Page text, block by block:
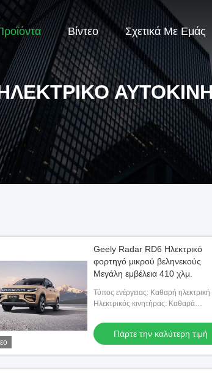
Βίντεο Σχετικά Με Εμάς
Geely Radar RD6 Ηλεκτρικό
φορτηγό μικρού βεληνεκούς
Μεγάλη εμβέλεια 410 χλμ.
Τύπος ενέργειας: Καθαρή ηλεκτρική
Ηλεκτρικός κινητήρας: Καθαρά
Πάρτε την καλύτερη τιμή